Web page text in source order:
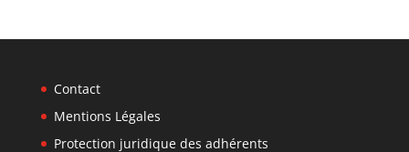
Contact
Mentions Légales
Protection juridique des adhérents